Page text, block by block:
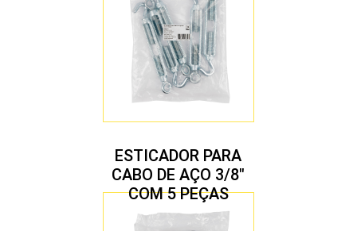
ESTICADOR PARA
CABO DE AÇO 3/8″
COM 5 PEÇAS